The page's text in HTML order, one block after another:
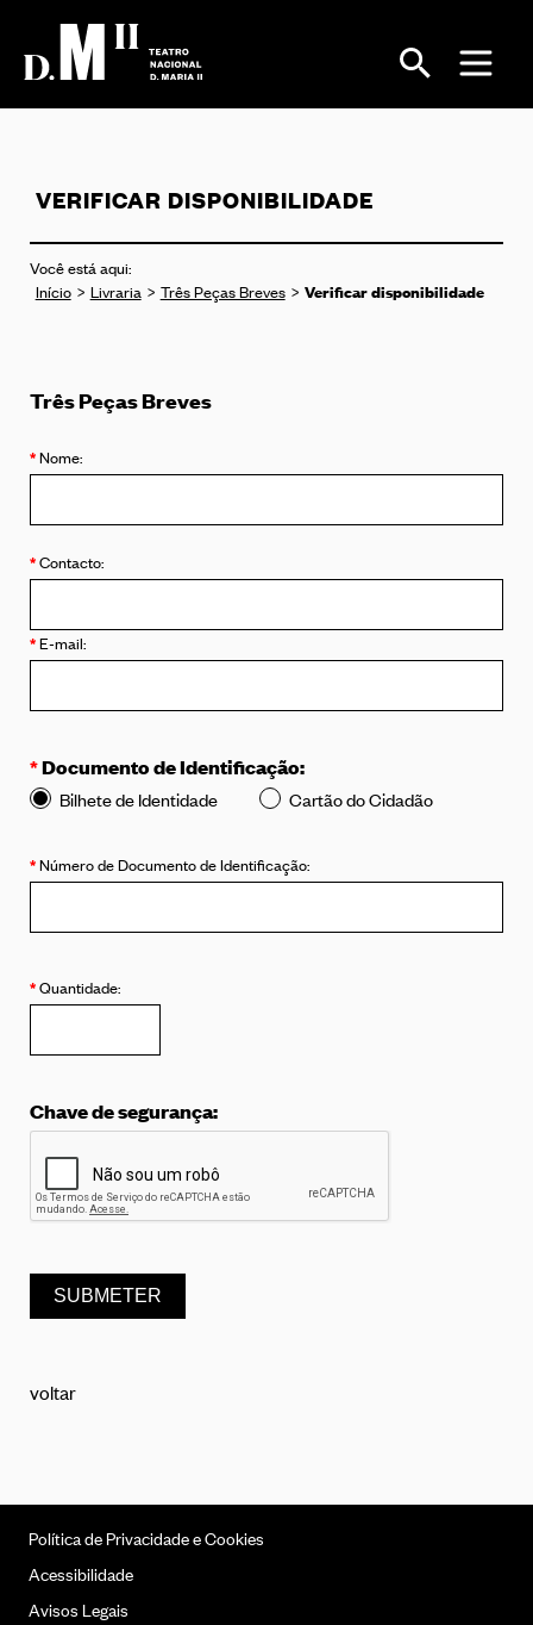
VERIFICAR DISPONIBILIDADE
Você está aqui:
Início
Livraria Três Peças Breves Verificar disponibilidade
Três Peças Breves
Pessoais
*Nome:
*Contacto:
*E-mail:
*Documento de Identificação:
Bilhete de Identidade Cartão do Cidadão
*Número de Documento de Identificação:
do
*Quantidade:
Chave de segurança:
voltar
Política de Privacidade e Cookies
Acessibilidade
Avisos Legais